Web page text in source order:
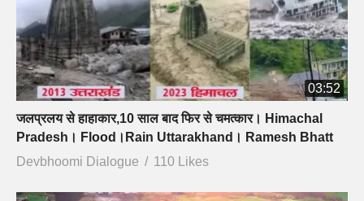
03:52
जलप्रलय से हाहाकार,10 साल बाद फिर से चमत्कार। Himachal
Pradesh। Flood।Rain Uttarakhand। Ramesh Bhatt
Devbhoomi Dialogue
110 Likes